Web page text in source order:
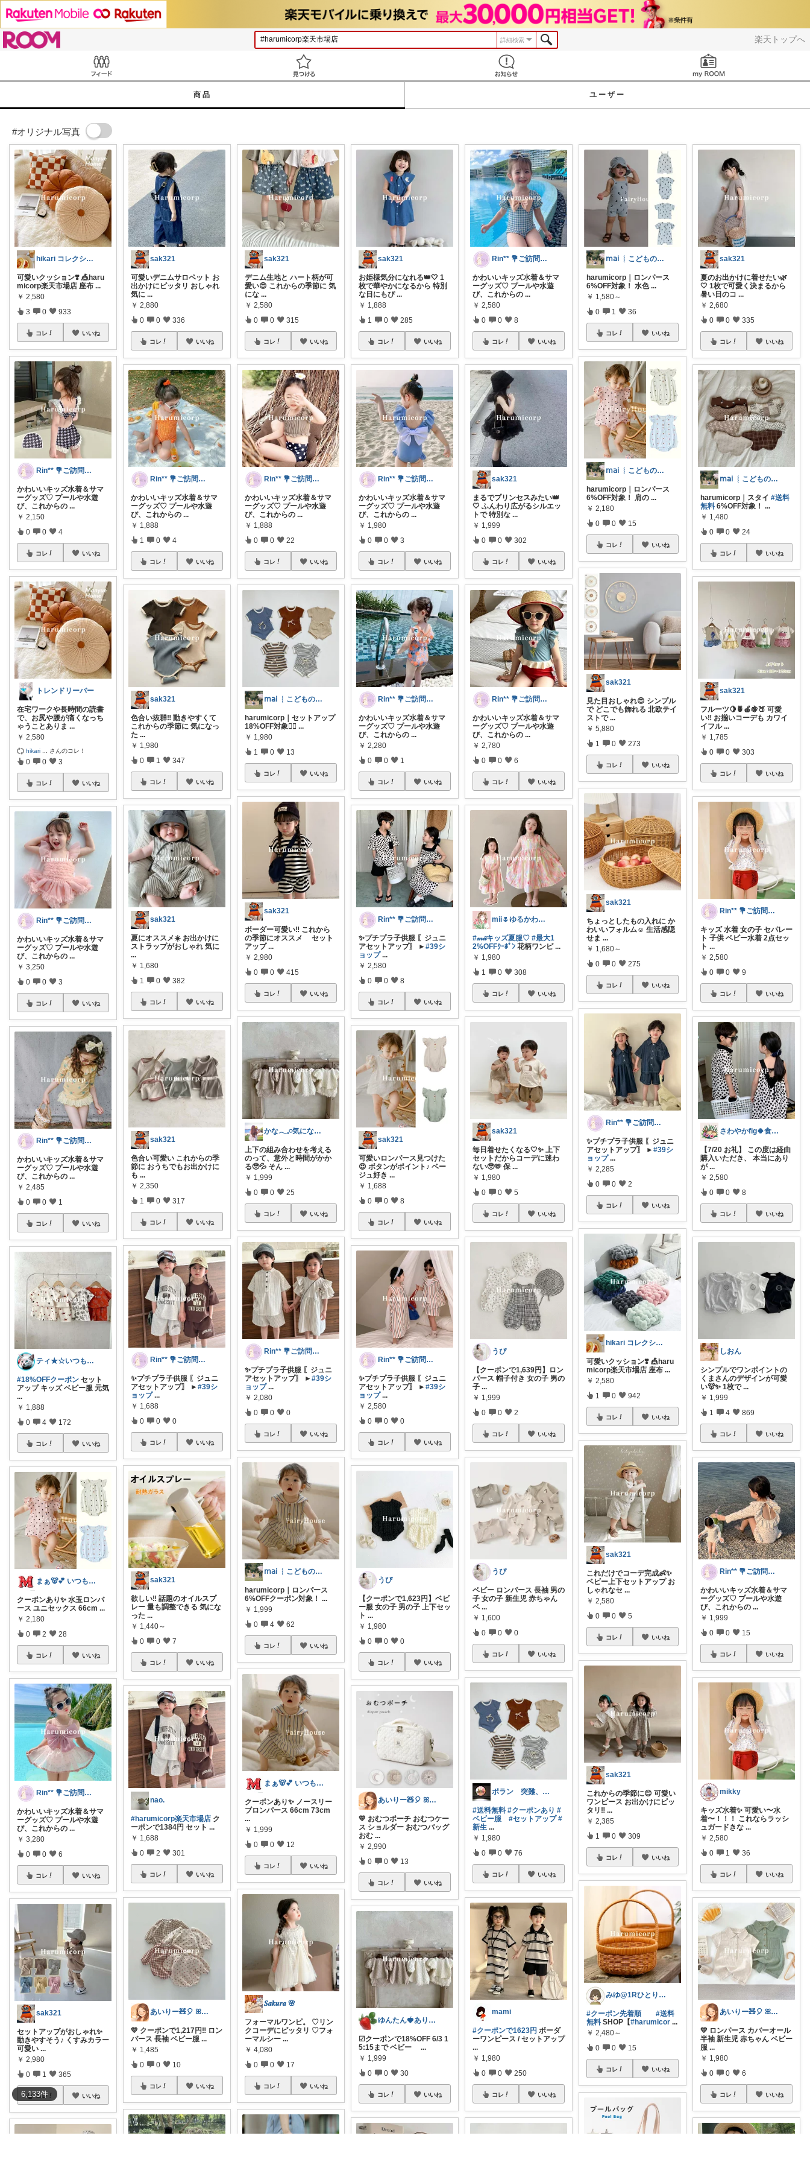
楽天トップへ
詳細検索
商品 ユーザー
#オリジナル写真
6,133件
hikari コレクション見てね✨
可愛いクッション❣️ 🎪haru
micorp楽天市場店 座布 ...
￥ 2,580
3 0 933
コレ いいね
Rin** 💐ご訪問感謝です💐
かわいいキッズ水着＆サマ
ーグッズ♡ プールや水遊
び、これからの ...
￥ 2,150
0 0 4
コレ いいね
トレンドリーバー
在宅ワークや長時間の読書
で、お尻や腰が痛くなっち
ゃうことありま ...
￥ 2,580
hikari さんのコレ！
0 0 3
コレ いいね
Rin** 💐ご訪問感謝です💐
かわいいキッズ水着＆サマ
ーグッズ♡ プールや水遊
び、これからの ...
￥ 3,250
0 0 3
コレ いいね
Rin** 💐ご訪問感謝です💐
かわいいキッズ水着＆サマ
ーグッズ♡ プールや水遊
び、これからの ...
￥ 2,485
0 0 1
コレ いいね
ティ★☆いつもありがとうございます♪☆★
#18%OFFクーポン セット
アップ キッズ ベビー服 元気
...
￥ 1,888
0 4 172
コレ いいね
まぁ🐻💕 いつもありがとう💓
クーポンあり✨ 水玉ロンパ
ース ユニセックス 66cm ...
￥ 2,180
0 2 28
コレ いいね
Rin** 💐ご訪問感謝です💐
かわいいキッズ水着＆サマ
ーグッズ♡ プールや水遊
び、これからの ...
￥ 3,280
0 0 6
コレ いいね
sak321
セットアップがおしゃれ✨
動きやすそう♪ くすみカラー
可愛い ...
￥ 2,980
0 1 365
コレ いいね
sak321
可愛いデニムサロペット お
出かけにピッタリ おしゃれ
気に ...
￥ 2,880
0 0 336
コレ いいね
Rin** 💐ご訪問感謝です💐
かわいいキッズ水着＆サマ
ーグッズ♡ プールや水遊
び、これからの ...
￥ 1,888
1 0 4
コレ いいね
sak321
色合い抜群‼️ 動きやすくて
これからの季節に 気になっ
た ...
￥ 1,980
0 1 347
コレ いいね
sak321
夏にオススメ☀️ お出かけに
ストラップがおしゃれ 気に
...
￥ 1,680
1 0 382
コレ いいね
sak321
色合い可愛い これからの季
節に おうちでもお出かけに
も...
￥ 2,350
1 0 317
コレ いいね
Rin** 💐ご訪問感謝です💐
✨プチプラ子供服 〖ジュニ
アセットアップ〗 ►#39シ
ョップ ...
￥ 1,688
0 0 0
コレ いいね
sak321
欲しい‼️ 話題のオイルスプ
レー 量も調整できる 気にな
った ...
￥ 1,440～
0 0 7
コレ いいね
nao.
#harumicorp楽天市場店 ク
ーポンで1384円 セット ...
￥ 1,688
0 2 301
コレ いいね
あいりー🧸🎈 ꕤ毎日を快適にꕤ
💛 クーポンで1,217円‼️ ロン
パース 長袖 ベビー服...
￥ 1,485
0 0 10
コレ いいね
sak321
デニム生地と ハート柄が可
愛い😍 これからの季節に 気
にな ...
￥ 2,580
0 0 315
コレ いいね
Rin** 💐ご訪問感謝です💐
かわいいキッズ水着＆サマ
ーグッズ♡ プールや水遊
び、これからの ...
￥ 1,888
0 0 22
コレ いいね
𝗆𝖺𝗂 ︴こどものいる暮らし
harumicorp｜セットアップ
18%OFF対象❤️‍🔥...
￥ 1,980
1 0 13
コレ いいね
sak321
ボーダー可愛い‼️ これから
の季節にオススメ セット
アップ...
￥ 2,980
0 0 415
コレ いいね
かな𓂃𓈒𓏸気になるものをゆるっと
上下の組み合わせを考える
のって、意外と時間がかか
る🥹💦 そん ...
￥ 1,999
0 0 25
コレ いいね
Rin** 💐ご訪問感謝です💐
✨プチプラ子供服 〖ジュニ
アセットアップ〗 ►#39シ
ョップ ...
￥ 2,080
0 0 0
コレ いいね
𝗆𝖺𝗂 ︴こどものいる暮らし
harumicorp｜ロンパース
6%OFFクーポン対象！...
￥ 1,999
0 4 62
コレ いいね
まぁ🐻💕 いつもありがとう💓
クーポンあり✨ ノースリー
ブロンパース 66cm 73cm
...
￥ 1,999
0 0 12
コレ いいね
𝑺𝒂𝒌𝒖𝒓𝒂 🌸
フォーマルワンピ。 ♡リン
クコーデにピッタリ ♡フォ
ーマルシー ...
￥ 4,080
0 0 17
コレ いいね
sak321
お姫様気分になれる👑🤍 1
枚で華やかになるから 特別
な日にもぴ ...
￥ 1,888
1 0 285
コレ いいね
Rin** 💐ご訪問感謝です💐
かわいいキッズ水着＆サマ
ーグッズ♡ プールや水遊
び、これからの ...
￥ 1,980
0 0 3
コレ いいね
Rin** 💐ご訪問感謝です💐
かわいいキッズ水着＆サマ
ーグッズ♡ プールや水遊
び、これからの ...
￥ 2,280
0 0 1
コレ いいね
Rin** 💐ご訪問感謝です💐
✨プチプラ子供服 〖ジュニ
アセットアップ〗 ►#39シ
ョップ ...
￥ 2,580
0 0 8
コレ いいね
sak321
可愛いロンパース見つけた
😍 ボタンがポイント♪ ベー
ジュ好き...
￥ 1,688
0 0 8
コレ いいね
Rin** 💐ご訪問感謝です💐
✨プチプラ子供服 〖ジュニ
アセットアップ〗 ►#39シ
ョップ ...
￥ 2,580
0 0 0
コレ いいね
うぴ
【クーポンで1,623円】ベビ
ー服 女の子 男の子 上下セッ
ト ...
￥ 1,980
0 0 0
コレ いいね
あいりー🧸🎈 ꕤ毎日を快適にꕤ
💛 おむつポーチ おむつケー
ス ショルダー おむつバッグ
おむ ...
￥ 2,990
0 0 13
コレ いいね
ゆんたん🍓ありがとう(୨୧•͈ᴗ•͈)
☑︎クーポンで18%OFF 6/3 1
5:15まで ベビー
...
￥ 1,999
0 0 30
コレ いいね
Rin** 💐ご訪問感謝です💐
かわいいキッズ水着＆サマ
ーグッズ♡ プールや水遊
び、これからの ...
￥ 2,580
0 0 8
コレ いいね
sak321
まるでプリンセスみたい👑
🤍 ふんわり広がるシルエッ
トで 特別な ...
￥ 1,999
0 0 302
コレ いいね
Rin** 💐ご訪問感謝です💐
かわいいキッズ水着＆サマ
ーグッズ♡ プールや水遊
び、これからの ...
￥ 2,780
0 0 6
コレ いいね
mii🌷ゆるかわアイテム探し🔍🫧
#𝓂𝒾𝒾キッズ夏服♡ #最大1
2%OFFｸｰﾎﾟﾝ 花柄ワンピ ...
￥ 1,980
1 0 308
コレ いいね
sak321
毎日着せたくなる🤍✨ 上下
セットだからコーデに迷わ
ない🥹🫶 保 ...
￥ 1,980
0 0 5
コレ いいね
うぴ
【クーポンで1,639円】ロン
パース 帽子付き 女の子 男の
子 ...
￥ 1,999
0 0 2
コレ いいね
うぴ
ベビー ロンパース 長袖 男の
子 女の子 新生児 赤ちゃん
ベ ...
￥ 1,600
0 0 0
コレ いいね
ポラン 突難、メニエール病で療養中
#送料無料 #クーポンあり #
ベビー服
#セットアップ #
新生 ...
￥ 1,980
0 0 76
コレ いいね
mami
#クーポンで1623円 ボーダ
ーワンピース / セットアップ
...
￥ 1,980
0 0 250
コレ いいね
𝗆𝖺𝗂 ︴こどものいる暮らし
harumicorp｜ロンパース
6%OFF対象！ 水色 ...
￥ 1,580～
0 1 36
コレ いいね
𝗆𝖺𝗂 ︴こどものいる暮らし
harumicorp｜ロンパース
6%OFF対象！ 肩の ...
￥ 2,180
0 0 15
コレ いいね
sak321
見た目おしゃれ😍 シンプル
で どこでも飾れる 北欧テイ
ストで ...
￥ 5,880
1 0 273
コレ いいね
sak321
ちょっとしたもの入れに か
わいいフォルム☺️ 生活感隠
せま ...
￥ 1,680～
0 0 275
コレ いいね
Rin** 💐ご訪問感謝です💐
✨プチプラ子供服 〖ジュニ
アセットアップ〗 ►#39シ
ョップ ...
￥ 2,285
0 0 2
コレ いいね
hikari コレクション見てね✨
可愛いクッション❣️ 🎪haru
micorp楽天市場店 座布 ...
￥ 2,580
1 0 942
コレ いいね
sak321
これだけでコーデ完成👶✨
ベビー上下セットアップ お
しゃれなセ ...
￥ 2,580
0 0 5
コレ いいね
sak321
これからの季節に😊 可愛い
ワンピース お出かけにピッ
タリ‼️...
￥ 2,385
1 0 309
コレ いいね
みゆ@1Rひとり暮らし
#クーポン先着順
#送料
無料 SHOP【#harumicor ...
￥ 2,480～
0 0 15
コレ いいね
sak321
夏のお出かけに着せたい🌿
🤍 1枚で可愛く決まるから
暑い日のコ ...
￥ 2,680
0 0 335
コレ いいね
𝗆𝖺𝗂 ︴こどものいる暮らし
harumicorp｜スタイ#送料
無料 6%OFF対象！...
￥ 1,480
0 0 24
コレ いいね
sak321
フルーツ🍋🍍🍎🍇🍑 可愛
い‼️ お揃いコーデも カワイ
イフル ...
￥ 1,785
0 0 303
コレ いいね
Rin** 💐ご訪問感謝です💐
キッズ 水着 女の子 セパレー
ト 子供 ベビー水着 2点セッ
ト ...
￥ 2,580
0 0 9
コレ いいね
さわやかfig🍀食と暮らしを楽しむ
【7/20 お礼】 この度は経由
購入いただき、 本当にあり
が ...
￥ 2,580
0 0 8
コレ いいね
しおん
シンプルでワンポイントの
くまさんのデザインが可愛
い🐻✨ 1枚で ...
￥ 1,999
1 4 869
コレ いいね
Rin** 💐ご訪問感謝です💐
かわいいキッズ水着＆サマ
ーグッズ♡ プールや水遊
び、これからの ...
￥ 1,999
0 0 15
コレ いいね
mikky
キッズ水着✨ 可愛い〜水
着〜！！！ これならラッシ
ュガードきな ...
￥ 2,580
0 1 36
コレ いいね
あいりー🧸🎈 ꕤ毎日を快適にꕤ
💛 ロンパース カバーオール
半袖 新生児 赤ちゃん ベビー
服 ...
￥ 1,980
0 0 6
コレ いいね